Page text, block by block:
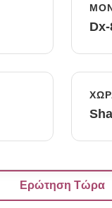
Ερώτηση Τώρα